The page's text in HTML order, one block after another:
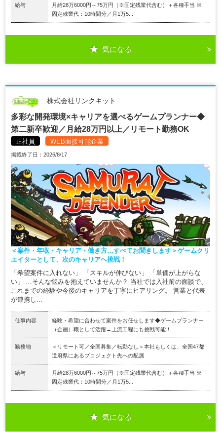
給与
月給28万6000円～75万円（※固定残業代含む）＋各種手当 ※
固定残業代：10時間分／月1万5...
気になる
株式会社リンクキット
多彩な開発環境×キャリアを選べるゲームプランナー◆
第二新卒歓迎／月給28万円以上／リモート勤務OK
正社員 WEB面接可能企業
掲載終了日：2026/8/17
＜案件・年収・キャリア・働き方…すべてお聞きします＞ゲームクリ
エイターとして、次のキャリアへ挑戦！
「希望案件に入れない」 「スキルが伸びない」 「単価が上がらな
い」 …そんな悩みを抱えていませんか？ 当社では入社前の面談で、
これまでの経験や今後のキャリアを丁寧にヒアリング。 営業と代表
が連携し...
仕事内容
経験・希望に合わせて案件をお任せします◆ゲームプランナー
（企画）職として活躍→上流工程にも挑戦可能！
勤務地
＜リモート可／全国募集／転勤なし＞本社もしくは、全国47都
道府県にあるプロジェクト先への配属
給与
月給28万6000円～75万円（※固定残業代含む）＋各種手当 ※
固定残業代：10時間分／月1万5...
気になる